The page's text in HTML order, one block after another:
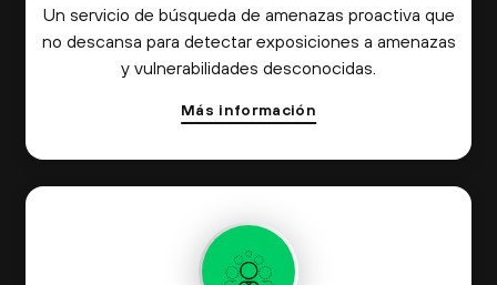
Un servicio de búsqueda de amenazas proactiva que
no descansa para detectar exposiciones a amenazas
y vulnerabilidades desconocidas.
Más información